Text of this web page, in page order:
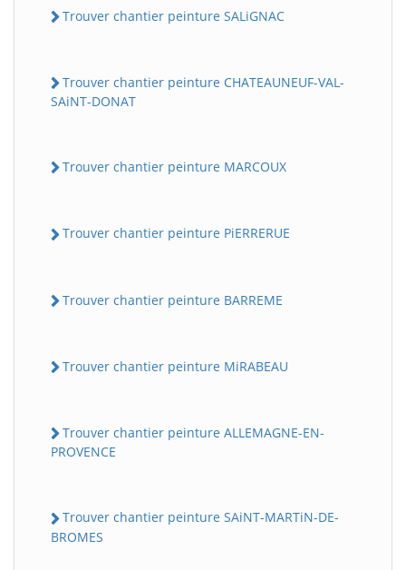
Trouver chantier peinture SALiGNAC
Trouver chantier peinture CHATEAUNEUF-VAL-
SAiNT-DONAT
Trouver chantier peinture MARCOUX
Trouver chantier peinture PiERRERUE
Trouver chantier peinture BARREME
Trouver chantier peinture MiRABEAU
Trouver chantier peinture ALLEMAGNE-EN-
PROVENCE
Trouver chantier peinture SAiNT-MARTiN-DE-
BROMES